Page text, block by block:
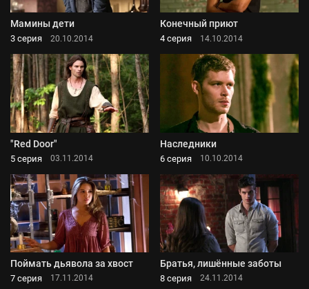
Мамины дети
3 серия 20.10.2014
Конечный приют
4 серия 14.10.2014
"Red Door"
5 серия 03.11.2014
Наследники
6 серия 10.10.2014
Поймать дьявола за хвост
7 серия 17.11.2014
Братья, лишённые заботы
8 серия 24.11.2014